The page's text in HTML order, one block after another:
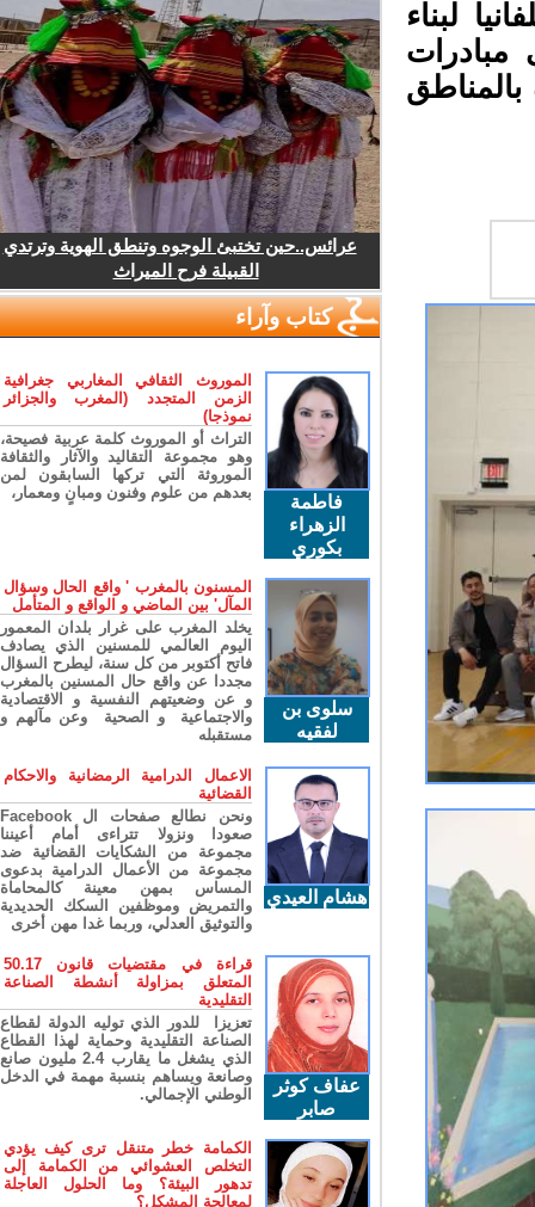
لبناء
مبادرات
بالمناطق
عرائس..حين تختبئ الوجوه وتنطق الهوية وترتدي
القبيلة فرح الميراث
كتاب وآراء
فاطمة
الزهراء
بكوري
الموروث الثقافي المغاربي جغرافية
الزمن المتجدد (المغرب والجزائر
نموذجا)
التراث أو الموروث كلمة عربية فصيحة،
وهو مجموعة التقاليد والآثار والثقافة
الموروثة التي تركها السابقون لمن
بعدهم من علوم وفنون ومبانٍ ومعمار،
سلوى بن
لفقيه
المسنون بالمغرب ' واقع الحال وسؤال
المآل' بين الماضي و الواقع و المتأمل
يخلد المغرب على غرار بلدان المعمور
اليوم العالمي للمسنين الذي يصادف
فاتح أكتوبر من كل سنة، ليطرح السؤال
مجددا عن واقع حال المسنين بالمغرب
و عن وضعيتهم النفسية و الاقتصادية
والاجتماعية و الصحية وعن مآلهم و
مستقبله
هشام العيدي
الاعمال الدرامية الرمضانية والاحكام
القضائية
ونحن نطالع صفحات ال Facebook
صعودا ونزولا تتراءى أمام أعيننا
مجموعة من الشكايات القضائية ضد
مجموعة من الأعمال الدرامية بدعوى
المساس بمهن معينة كالمحاماة
والتمريض وموظفين السكك الحديدية
والتوثيق العدلي، وربما غدا مهن أخرى
عفاف كوثر
صابر
قراءة في مقتضيات قانون 50.17
المتعلق بمزاولة أنشطة الصناعة
التقليدية
تعزيزا للدور الذي توليه الدولة لقطاع
الصناعة التقليدية وحماية لهذا القطاع
الذي يشغل ما يقارب 2.4 مليون صانع
وصانعة ويساهم بنسبة مهمة في الدخل
الوطني الإجمالي.
الكمامة خطر متنقل ترى كيف يؤدي
التخلص العشوائي من الكمامة إلى
تدهور البيئة؟ وما الحلول العاجلة
لمعالجة المشكل؟